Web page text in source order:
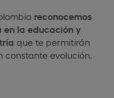
reconocemos
la educación y
que te permitirán
evolución.